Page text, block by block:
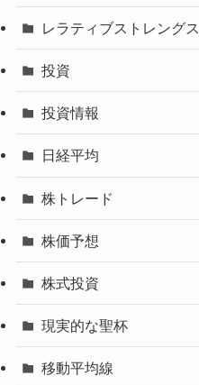
レラティブストレングス
投資
投資情報
日経平均
株トレード
株価予想
株式投資
現実的な聖杯
移動平均線